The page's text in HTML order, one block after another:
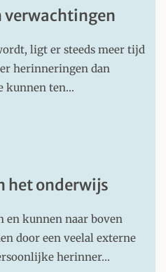
verwachtingen
ligt er steeds meer tijd
herinneringen dan
kunnen ten…
het onderwijs
en kunnen naar boven
door een veelal externe
herinner…